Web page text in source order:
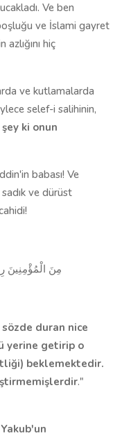
Ve ben
ve İslami gayret
hiç
ve kutlamalarda
selef-i salihinin,
ki onun
babası! Ve
ve dürüst
مِنَ الْمُؤْمِنِينَ
duran nice
yerine getirip o
beklemektedir.
."
Yakub'un